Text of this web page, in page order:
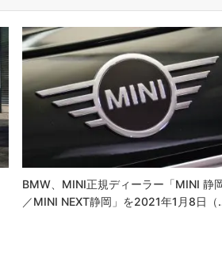
BMW、MINI正規ディーラー「MINI 静
／MINI NEXT静岡」を2021年1月8日